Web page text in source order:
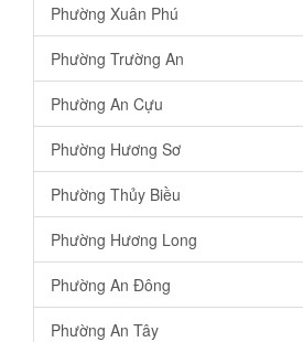
Phường Xuân Phú
Phường Trường An
Phường An Cựu
Phường Hương Sơ
Phường Thủy Biều
Phường Hương Long
Phường An Đông
Phường An Tây